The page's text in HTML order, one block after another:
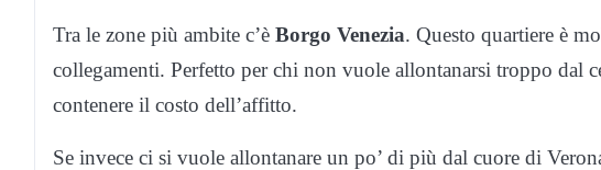
Tra le zone più ambite c’è Borgo Venezia. Questo quartiere è
collegamenti. Perfetto per chi non vuole allontanarsi troppo dal
contenere il costo dell’affitto.
Se invece ci si vuole allontanare un po’ di più dal cuore di